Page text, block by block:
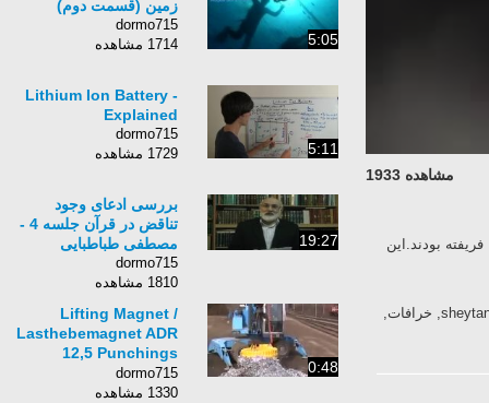
مشاهده 1933
بودند.این
sheytan, farsi, persian, iran, islam, shia, mohammad, quran, religion, imam, ali, khoda, mahdi, خرافات,
5:05
زمين (قسمت دوم)
dormo715
1714 مشاهده
5:11
Lithium Ion Battery -
Explained
dormo715
1729 مشاهده
19:27
بررسی ادعای وجود
تناقض در قرآن جلسه 4 -
مصطفی طباطبایی
dormo715
1810 مشاهده
0:48
Lifting Magnet /
Lasthebemagnet ADR
12,5 Punchings
AdobA
dormo715
1330 مشاهده